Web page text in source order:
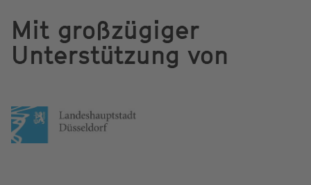
Mit großzügiger
Unterstützung von